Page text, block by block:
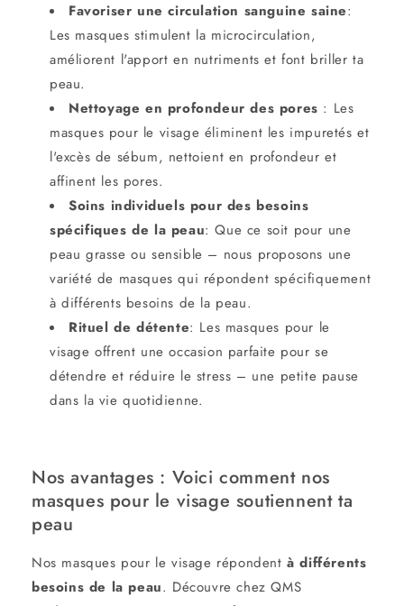
Favoriser une circulation sanguine saine:
Les masques stimulent la microcirculation,
améliorent l'apport en nutriments et font briller ta
peau.
Nettoyage en profondeur des pores : Les
masques pour le visage éliminent les impuretés et
l'excès de sébum, nettoient en profondeur et
affinent les pores.
Soins individuels pour des besoins
spécifiques de la peau:Que ce soit pour une
peau grasse ou sensible – nous proposons une
variété de masques qui répondent spécifiquement
à différents besoins de la peau.
Rituel de détente: Les masques pour le
visage offrent une occasion parfaite pour se
détendre et réduire le stress – une petite pause
dans la vie quotidienne.
Nos avantages : Voici comment nos
masques pour le visage soutiennent ta
peau
Nos masques pour le visage répondent à différents
besoins de la peau. Découvre chez QMS